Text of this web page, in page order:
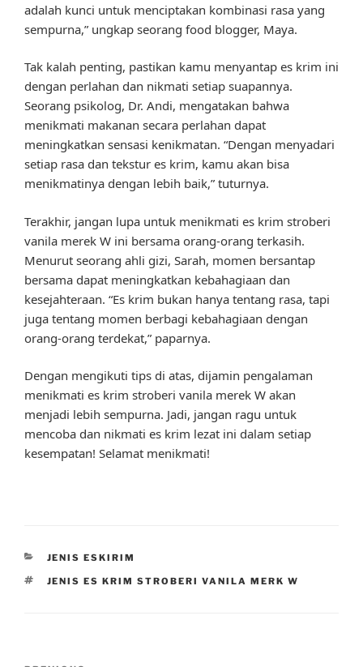
adalah kunci untuk menciptakan kombinasi rasa yang
sempurna,” ungkap seorang food blogger, Maya.
Tak kalah penting, pastikan kamu menyantap es krim ini
dengan perlahan dan nikmati setiap suapannya.
Seorang psikolog, Dr. Andi, mengatakan bahwa
menikmati makanan secara perlahan dapat
meningkatkan sensasi kenikmatan. “Dengan menyadari
setiap rasa dan tekstur es krim, kamu akan bisa
menikmatinya dengan lebih baik,” tuturnya.
Terakhir, jangan lupa untuk menikmati es krim stroberi
vanila merek W ini bersama orang-orang terkasih.
Menurut seorang ahli gizi, Sarah, momen bersantap
bersama dapat meningkatkan kebahagiaan dan
kesejahteraan. “Es krim bukan hanya tentang rasa, tapi
juga tentang momen berbagi kebahagiaan dengan
orang-orang terdekat,” paparnya.
Dengan mengikuti tips di atas, dijamin pengalaman
menikmati es krim stroberi vanila merek W akan
menjadi lebih sempurna. Jadi, jangan ragu untuk
mencoba dan nikmati es krim lezat ini dalam setiap
kesempatan! Selamat menikmati!
CATEGORIES
JENIS ESKIRIM
TAGS
JENIS ES KRIM STROBERI VANILA MERK W